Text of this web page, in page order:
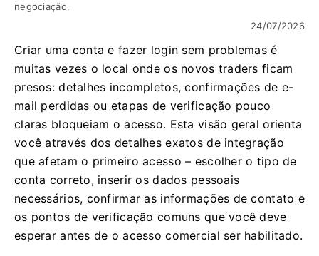
negociação.
24/07/2026
Criar uma conta e fazer login sem problemas é
muitas vezes o local onde os novos traders ficam
presos: detalhes incompletos, confirmações de e-
mail perdidas ou etapas de verificação pouco
claras bloqueiam o acesso. Esta visão geral orienta
você através dos detalhes exatos de integração
que afetam o primeiro acesso – escolher o tipo de
conta correto, inserir os dados pessoais
necessários, confirmar as informações de contato e
os pontos de verificação comuns que você deve
esperar antes de o acesso comercial ser habilitado.